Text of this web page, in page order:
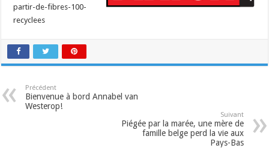
partir-de-fibres-100-
recyclees
Précédent
Bienvenue à bord Annabel van
Westerop!
Suivant
Piégée par la marée, une mère de
famille belge perd la vie aux
Pays-Bas